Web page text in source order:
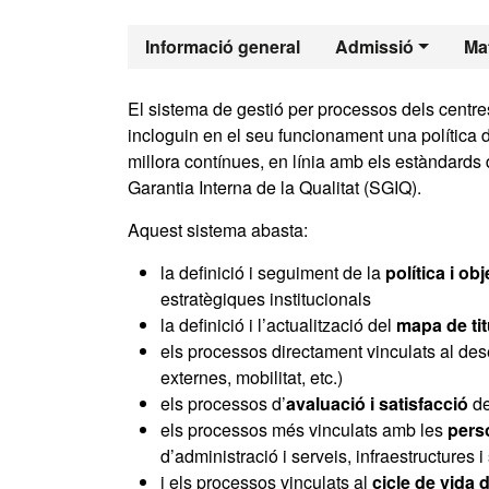
Informació general Admissió
Màster
El sistema de gestió per processos dels
incloguin en el seu funcionament una política
millora contínues, en línia amb els
Garantia Interna de la Qualitat (SGIQ).
Aquest sistema abasta:
la definició i seguiment de la política i
estratègiques institucionals
la definició i l’actualització del mapa de
els processos directament vinculats al
externes, mobilitat, etc.)
els processos d’avaluació i satisfacció
els processos més vinculats amb les
d’administració i serveis, infraestructures
i els processos vinculats al cicle de vida